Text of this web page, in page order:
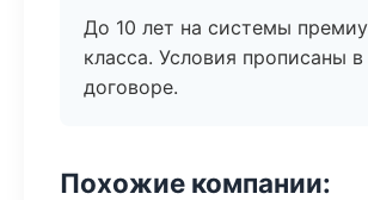
До 10 лет на системы
класса. Условия прописаны в
договоре.
Похожие компании: